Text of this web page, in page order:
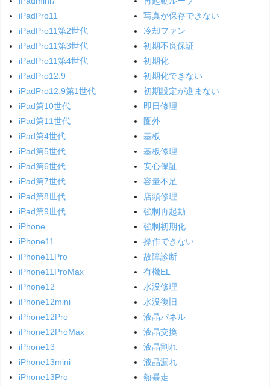
iPadPro11
iPadPro11第2世代
iPadPro11第3世代
iPadPro11第4世代
iPadPro12.9
iPadPro12.9第1世代
iPad第10世代
iPad第11世代
iPad第4世代
iPad第5世代
iPad第6世代
iPad第7世代
iPad第8世代
iPad第9世代
iPhone
iPhone11
iPhone11Pro
iPhone11ProMax
iPhone12
iPhone12mini
iPhone12Pro
iPhone12ProMax
iPhone13
iPhone13mini
iPhone13Pro
写真が保存できない
冷却ファン
初期不良保証
初期化
初期化できない
初期設定が進まない
即日修理
圏外
基板
基板修理
安心保証
容量不足
店頭修理
強制再起動
強制初期化
操作できない
故障診断
有機EL
水没修理
水没復旧
液晶パネル
液晶交換
液晶割れ
液晶漏れ
熱暴走